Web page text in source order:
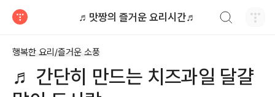
♬맛짱의 즐거운 요리시간♬
행복한 요리/즐거운 소풍
♬ 간단히 만드는 치즈과일 달걀